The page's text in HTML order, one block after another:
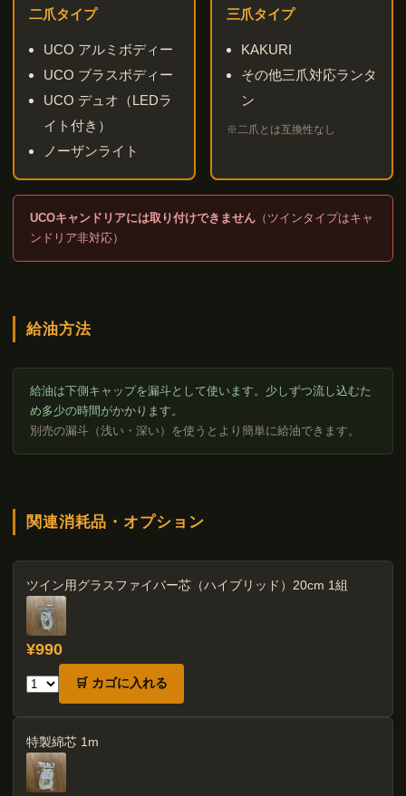
二爪タイプ
UCO アルミボディー
UCO ブラスボディー
UCO デュオ（LEDラ
イト付き）
ノーザンライト
三爪タイプ
KAKURI
その他三爪対応ランタ
ン
※二爪とは互換性なし
UCOキャンドリアには取り付けできません （ツインタイプはキャ
ンドリア非対応）
給油方法
給油は下側キャップを漏斗として使います。少しずつ流し込むた
め多少の時間がかかります。
別売の漏斗（浅い・深い）を使うとより簡単に給油できます。
関連消耗品・オプション
ツイン用グラスファイバー芯（ハイブリッド）20cm 1組
¥990
🛒 カゴに入れる
特製綿芯 1m